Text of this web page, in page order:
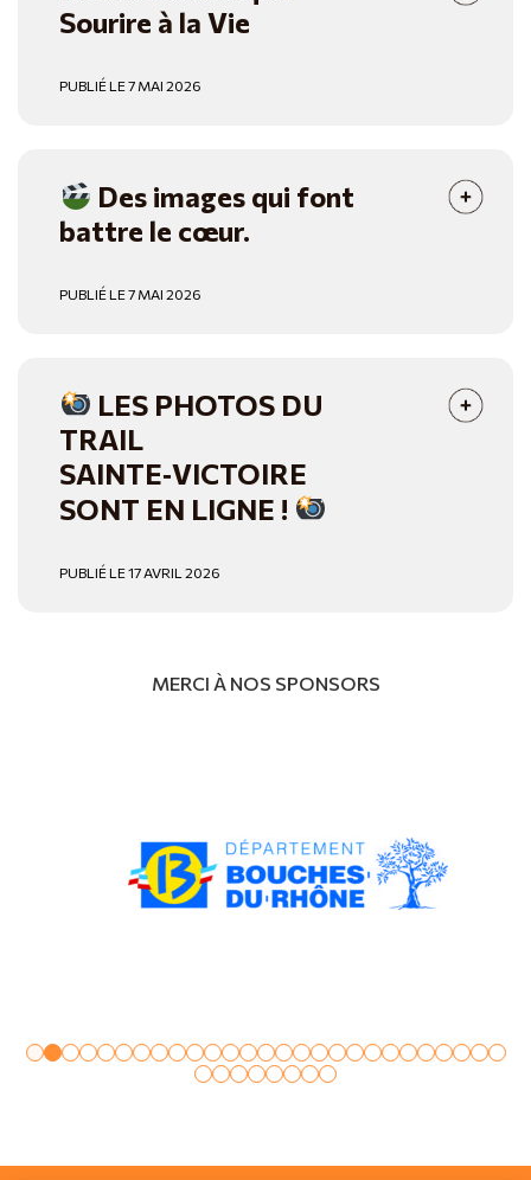
Sourire à la Vie
PUBLIÉ LE 7 MAI 2026
Des images qui font
battre le cœur.
PUBLIÉ LE 7 MAI 2026
LES PHOTOS DU
TRAIL
SAINTE‑VICTOIRE
SONT EN LIGNE !
PUBLIÉ LE 17 AVRIL 2026
MERCI À NOS SPONSORS